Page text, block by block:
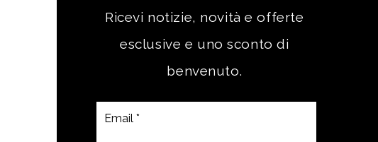
Ricevi notizie, novità e offerte
esclusive e uno sconto di
benvenuto.
Email